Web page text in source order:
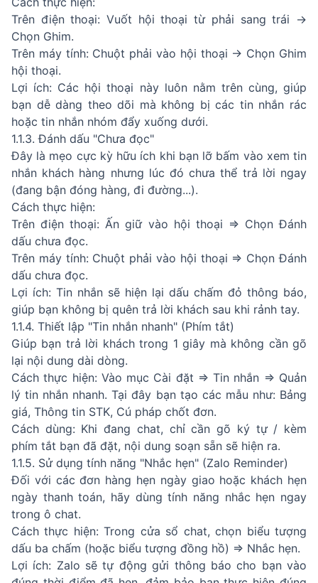
Trên điện thoại: Vuốt hội thoại từ phải sang trái ->
Chọn Ghim.
Trên máy tính: Chuột phải vào hội thoại -> Chọn Ghim
hội thoại.
Lợi ích: Các hội thoại này luôn nằm trên cùng, giúp
bạn dễ dàng theo dõi mà không bị các tin nhắn rác
hoặc tin nhắn nhóm đẩy xuống dưới.
1.1.3. Đánh dấu "Chưa đọc"
Đây là mẹo cực kỳ hữu ích khi bạn lỡ bấm vào xem tin
nhắn khách hàng nhưng lúc đó chưa thể trả lời ngay
(đang bận đóng hàng, đi đường...).
Cách thực hiện:
Trên điện thoại: Ấn giữ vào hội thoại ⇒ Chọn Đánh
dấu chưa đọc.
Trên máy tính: Chuột phải vào hội thoại ⇒ Chọn Đánh
dấu chưa đọc.
Lợi ích: Tin nhắn sẽ hiện lại dấu chấm đỏ thông báo,
giúp bạn không bị quên trả lời khách sau khi rảnh tay.
1.1.4. Thiết lập "Tin nhắn nhanh" (Phím tắt)
Giúp bạn trả lời khách trong 1 giây mà không cần gõ
lại nội dung dài dòng.
Cách thực hiện: Vào mục Cài đặt ⇒ Tin nhắn ⇒ Quản
lý tin nhắn nhanh. Tại đây bạn tạo các mẫu như: Bảng
giá, Thông tin STK, Cú pháp chốt đơn.
Cách dùng: Khi đang chat, chỉ cần gõ ký tự / kèm
phím tắt bạn đã đặt, nội dung soạn sẵn sẽ hiện ra.
1.1.5. Sử dụng tính năng "Nhắc hẹn" (Zalo Reminder)
Đối với các đơn hàng hẹn ngày giao hoặc khách hẹn
ngày thanh toán, hãy dùng tính năng nhắc hẹn ngay
trong ô chat.
Cách thực hiện: Trong cửa sổ chat, chọn biểu tượng
dấu ba chấm (hoặc biểu tượng đồng hồ) ⇒ Nhắc hẹn.
Lợi ích: Zalo sẽ tự động gửi thông báo cho bạn vào